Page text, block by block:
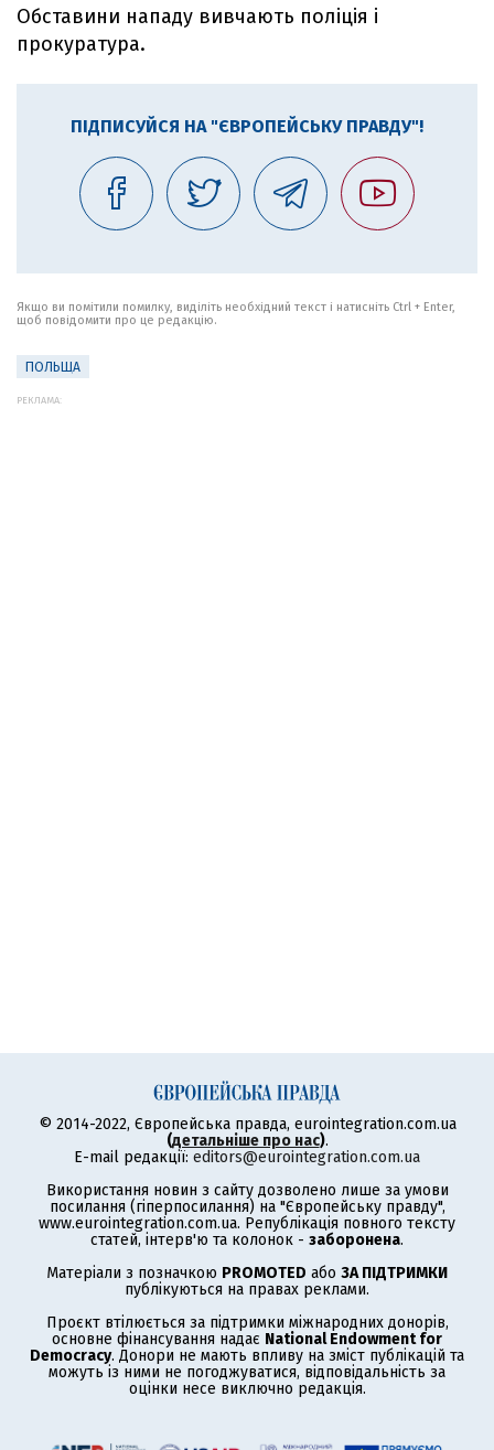
Обставини нападу вивчають поліція і
прокуратура.
ПІДПИСУЙСЯ НА "ЄВРОПЕЙСЬКУ ПРАВДУ"!
Якщо ви помітили помилку, виділіть необхідний текст і натисніть Ctrl + Enter,
щоб повідомити про це редакцію.
ПОЛЬЩА
РЕКЛАМА:
© 2014-2022, Європейська правда, eurointegration.com.ua
(детальніше про нас).
E-mail редакції: editors@eurointegration.com.ua
Використання новин з сайту дозволено лише за умови
посилання (гіперпосилання) на "Європейську правду",
www.eurointegration.com.ua. Републікація повного тексту
статей, інтерв'ю та колонок - заборонена.
Матеріали з позначкою PROMOTED або ЗА ПІДТРИМКИ
публікуються на правах реклами.
Проєкт втілюється за підтримки міжнародних донорів,
основне фінансування надає National Endowment for
Democracy. Донори не мають впливу на зміст публікацій та
можуть із ними не погоджуватися, відповідальність за
оцінки несе виключно редакція.